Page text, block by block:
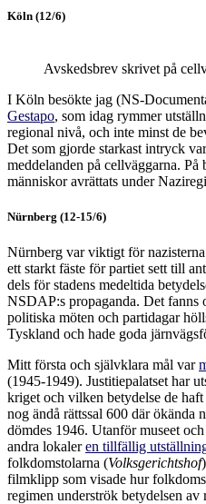
Köln (12/6)
Avskedsbrev skrivet på
I Köln besökte jag (NS-
Gestapo, som idag rymmer
regional nivå, och inte minst de
Det som gjorde starkast intryck
meddelanden på cellväggarna. På
människor avrättats under
Nürnberg (12-15/6)
Nürnberg var viktigt för
ett starkt fäste för partiet sett till
dels för stadens medeltida
NSDAP:s propaganda. Det fanns
politiska möten och partidagar
Tyskland och hade goda
Mitt första och självklara mål var
(1945-1949). Justitiepalatset har
kriget och vilken betydelse de
nog ändå rättssal 600 där ökända
dömdes 1946. Utanför museet
andra lokaleren tillfällig
folkdomstolarna (Volksgerichtshof
filmklipp som visade hur
regimen underströk betydelsen av